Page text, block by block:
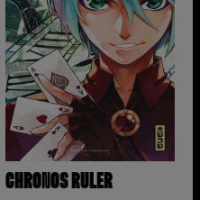
CHRONOS RULER